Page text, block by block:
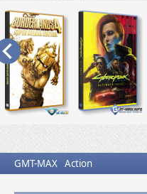
GMT-MAX Action